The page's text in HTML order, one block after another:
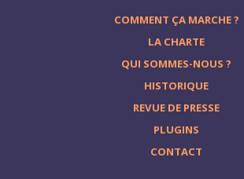
COMMENT ÇA MARCHE ?
LA CHARTE
QUI SOMMES-NOUS ?
HISTORIQUE
REVUE DE PRESSE
PLUGINS
CONTACT